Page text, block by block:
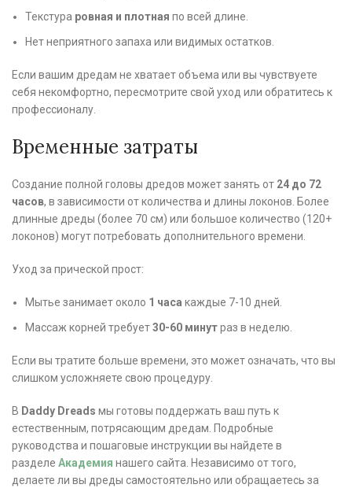
Текстура ровная и плотная по всей длине.
Нет неприятного запаха или видимых остатков.
Если вашим дредам не хватает объема или вы чувствуете
себя некомфортно, пересмотрите свой уход или обратитесь к
профессионалу.
Временные затраты
Создание полной головы дредов может занять от 24 до 72
часов, в зависимости от количества и длины локонов. Более
длинные дреды (более 70 см) или большое количество (120+
локонов) могут потребовать дополнительного времени.
Уход за прической прост:
Мытье занимает около 1 часа каждые 7-10 дней.
Массаж корней требует30-60 минутраз в неделю.
Если вы тратите больше времени, это может означать, что вы
слишком усложняете свою процедуру.
В Daddy Dreads мы готовы поддержать ваш путь к
естественным, потрясающим дредам. Подробные
руководства и пошаговые инструкции вы найдете в
разделе Академия нашего сайта. Независимо от того,
делаете ли вы дреды самостоятельно или обращаетесь за